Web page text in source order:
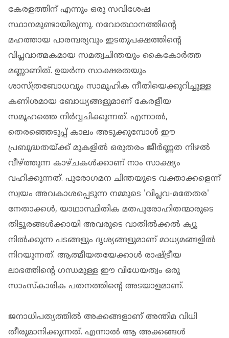
കേരളത്തിന് എന്നും ഒരു സവിശേഷ
സ്ഥാനമുണ്ടായിരുന്നു. നവോത്ഥാനത്തിന്റെ
മഹത്തായ പാരമ്പര്യവും ഇടതുപക്ഷത്തിന്റെ
വിപ്ലവാത്മകമായ സമത്വചിന്തയും കൈകോർത്ത
മണ്ണാണിത്. ഉയർന്ന സാക്ഷരതയും
ശാസ്ത്രബോധവും സാമൂഹിക നീതിയെക്കുറിച്ചുള്ള
കണിശമായ ബോധ്യങ്ങളുമാണ് കേരളീയ
സമൂഹത്തെ നിർവ്വചിക്കുന്നത്. എന്നാൽ,
തെരഞ്ഞെടുപ്പ് കാലം അടുക്കുമ്പോൾ ഈ
പ്രബുദ്ധതയ്ക്ക് മുകളിൽ ഒരുതരം ജീർണ്ണത നിഴൽ
വീഴ്ത്തുന്ന കാഴ്ചകൾക്കാണ് നാം സാക്ഷ്യം
വഹിക്കുന്നത്‌. പുരോഗമന ചിന്തയുടെ വക്താക്കളെന്ന്
സ്വയം അവകാശപ്പെടുന്ന നമ്മുടെ 'വിപ്ലവ-മതേതര'
നേതാക്കൾ, യാഥാസ്ഥിതിക മതപുരോഹിതന്മാരുടെ
തിട്ടൂരങ്ങൾക്കായി അവരുടെ വാതിൽക്കൽ ക്യൂ
നിൽക്കുന്ന പടങ്ങളും ദൃശ്യങ്ങളുമാണ് മാധ്യമങ്ങളിൽ
നിറയുന്നത്‌. ആത്മീയതയേക്കാൾ രാഷ്ട്രീയ
ലാഭത്തിന്റെ ഗന്ധമുള്ള ഈ വിധേയത്വം ഒരു
സാംസ്കാരിക പതനത്തിന്റെ അടയാളമാണ്.
ജനാധിപത്യത്തിൽ അക്കങ്ങളാണ് അന്തിമ വിധി
തീരുമാനിക്കുന്നത്. എന്നാൽ ആ അക്കങ്ങൾ